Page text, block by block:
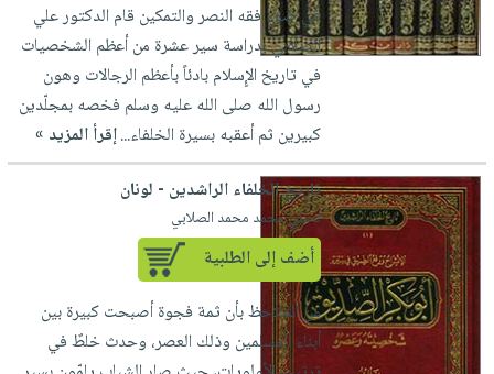
في ضوء فقه النصر والتمكين قام الدكتور علي
الصلابي بدراسة سير عشرة من أعظم الشخصيات
في تاريخ الإٍسلام بادئاً بأعظم الرجالات وهون
رسول الله صلى الله عليه وسلم فخصه بمجلّدين
كبيرين ثم أعقبه بسيرة الخلفاء...إقرأ المزيد »
تاريخ الخلفاء الراشدين - لونان
لـ علي محمد محمد الصلابي
أضف إلى الطلبية
من الملاحظ بأن ثمة فجوة أصبحت كبيرة بين
أبناء المسلمين وذلك العصر، وحدث خلطٌ في